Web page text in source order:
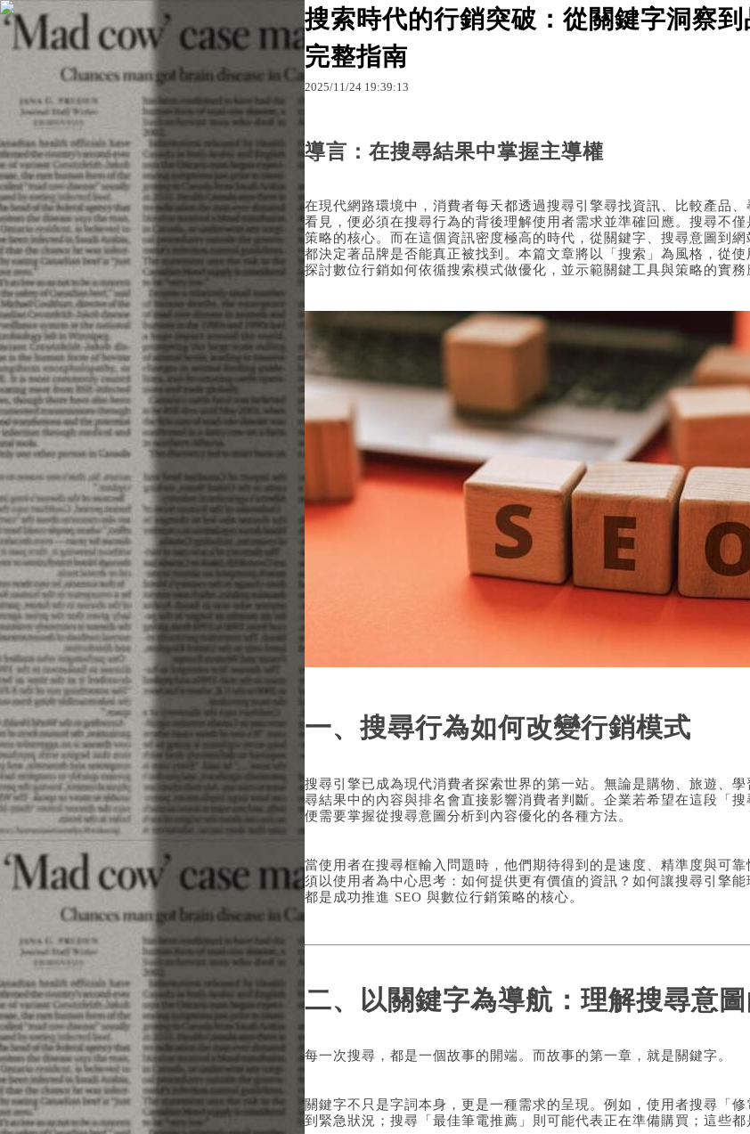
原文網址：http://blog.udn.com/ee10883a/184315612
搜索時代的行銷突破：從關鍵字洞察
完整指南
2025/11/24 19:39:13
導言：在搜尋結果中掌握主導權
在現代網路環境中，消費者每天都透過搜尋引擎尋找資訊、比較產品
看見，便必須在搜尋行為的背後理解使用者需求並準確回應。搜尋不
策略的核心。而在這個資訊密度極高的時代，從關鍵字、搜尋意圖到
都決定著品牌是否能真正被找到。本篇文章將以「搜索」為風格，從使
探討數位行銷如何依循搜索模式做優化，並示範關鍵工具與策略的實務
一、搜尋行為如何改變行銷模式
搜尋引擎已成為現代消費者探索世界的第一站。無論是購物、旅遊、
尋結果中的內容與排名會直接影響消費者判斷。企業若希望在這段「搜
便需要掌握從搜尋意圖分析到內容優化的各種方法。
當使用者在搜尋框輸入問題時，他們期待得到的是速度、精準度與可
須以使用者為中心思考：如何提供更有價值的資訊？如何讓搜尋引擎
都是成功推進 SEO 與數位行銷策略的核心。
二、以關鍵字為導航：理解搜尋意
每一次搜尋，都是一個故事的開端。而故事的第一章，就是關鍵字。
關鍵字不只是字詞本身，更是一種需求的呈現。例如，使用者搜尋「
到緊急狀況；搜尋「最佳筆電推薦」則可能代表正在準備購買；這些都